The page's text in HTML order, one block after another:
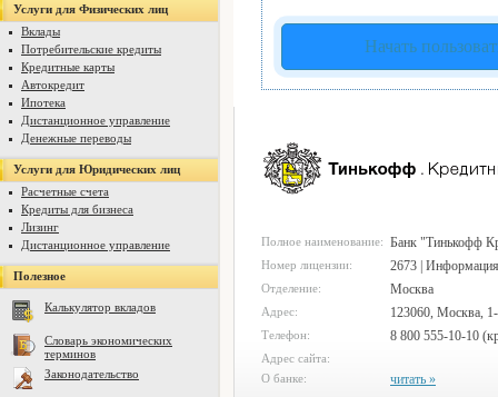
Услуги для Физических лиц
Вклады
Потребительские кредиты
Кредитные карты
Автокредит
Ипотека
Дистанционное управление
Денежные переводы
Услуги для Юридических лиц
Расчетные счета
Кредиты для бизнеса
Лизинг
Дистанционное управление
Полезное
Калькулятор вкладов
Словарь экономических
терминов
Законодательство
Начать
Полное наименование: Банк "Тинькофф
Номер лицензии: 2673 |
Отделение: Москва
Адрес: 123060, Москва,
Телефон: 8 800 555-10-10
Адрес сайта:
О банке:
читать »